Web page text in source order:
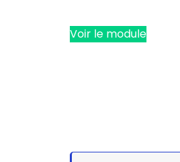
Voir le module